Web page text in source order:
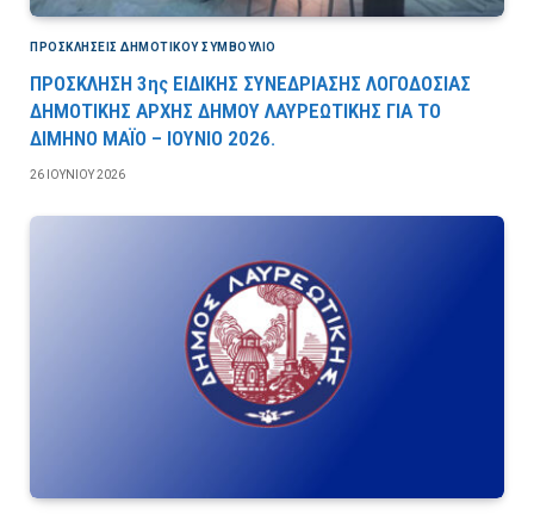
ΠΡΟΣΚΛΉΣΕΙΣ ΔΗΜΟΤΙΚΟΎ ΣΥΜΒΟΎΛΙΟ
ΠΡΟΣΚΛΗΣΗ 3ης ΕΙΔΙΚΗΣ ΣΥΝΕΔΡΙΑΣΗΣ ΛΟΓΟΔΟΣΙΑΣ
ΔΗΜΟΤΙΚΗΣ ΑΡΧΗΣ ΔΗΜΟΥ ΛΑΥΡΕΩΤΙΚΗΣ ΓΙΑ ΤΟ
ΔΙΜΗΝΟ ΜΑΪΟ – ΙΟΥΝΙΟ 2026.
26 ΙΟΥΝΊΟΥ 2026